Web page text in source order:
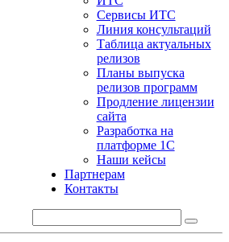
Сервисы ИТС
Линия консультаций
Таблица актуальных
релизов
Планы выпуска
релизов программ
Продление лицензии
сайта
Разработка на
платформе 1С
Наши кейсы
Партнерам
Контакты